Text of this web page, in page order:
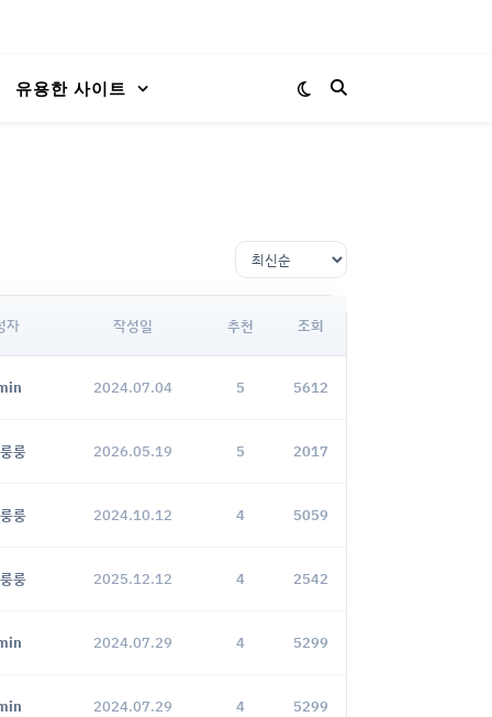
유용한 사이트
자 작성일 추천 조회
2024.07.04 5 5612
룽 2026.05.19 5 2017
룽 2024.10.12 4 5059
룽 2025.12.12 4 2542
2024.07.29 4 5299
2024.07.29 4 5299